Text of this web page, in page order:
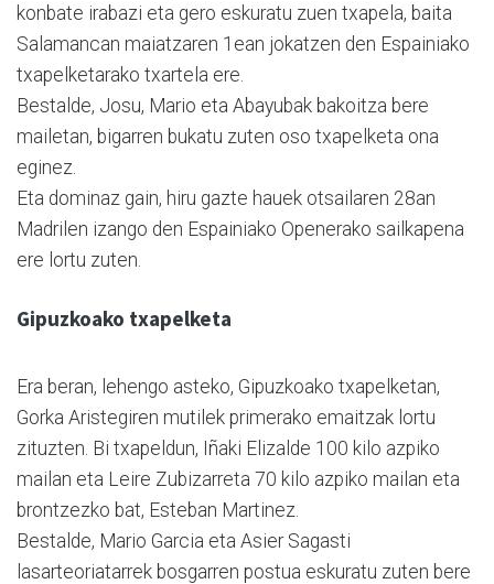
konbate irabazi eta gero eskuratu zuen txapela, baita
Salamancan maiatzaren 1ean jokatzen den Espainiako
txapelketarako txartela ere.
Bestalde, Josu, Mario eta Abayubak bakoitza bere
mailetan, bigarren bukatu zuten oso txapelketa ona
eginez.
Eta dominaz gain, hiru gazte hauek otsailaren 28an
Madrilen izango den Espainiako Openerako sailkapena
ere lortu zuten.
Gipuzkoako txapelketa
Era beran, lehengo asteko, Gipuzkoako txapelketan,
Gorka Aristegiren mutilek primerako emaitzak lortu
zituzten. Bi txapeldun, Iñaki Elizalde 100 kilo azpiko
mailan eta Leire Zubizarreta 70 kilo azpiko mailan eta
brontzezko bat, Esteban Martinez.
Bestalde, Mario Garcia eta Asier Sagasti
lasarteoriatarrek bosgarren postua eskuratu zuten bere